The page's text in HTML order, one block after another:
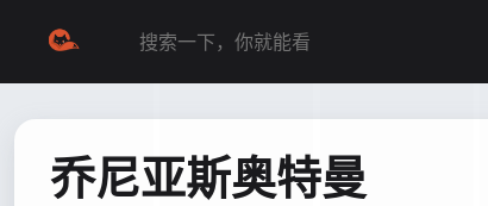
乔尼亚斯奥特曼